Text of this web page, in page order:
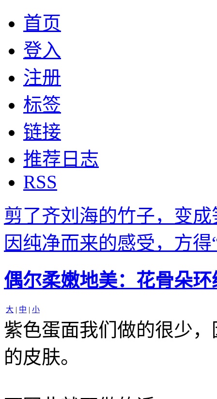
首页
登入
注册
标签
链接
推荐日志
RSS
剪了齐刘海的竹子，变成
因纯净而来的感受，方得
偶尔柔嫩地美：花骨朵
大 | 中 | 小
紫色蛋面我们做的很少
的皮肤。